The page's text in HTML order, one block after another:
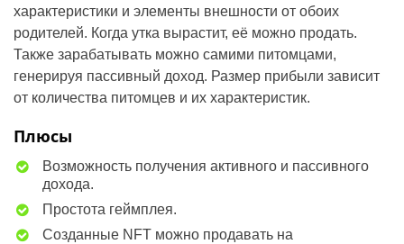
характеристики и элементы внешности от обоих
родителей. Когда утка вырастит, её можно продать.
Также зарабатывать можно самими питомцами,
генерируя пассивный доход. Размер прибыли зависит
от количества питомцев и их характеристик.
Плюсы
Возможность получения активного и пассивного
дохода.
Простота геймплея.
Созданные NFT можно продавать на